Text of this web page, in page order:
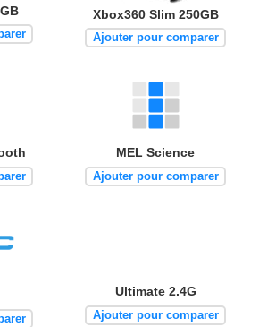
Xbox360 Slim 250GB
Ajouter pour comparer
MEL Science
Ajouter pour comparer
Ultimate 2.4G
Ajouter pour comparer